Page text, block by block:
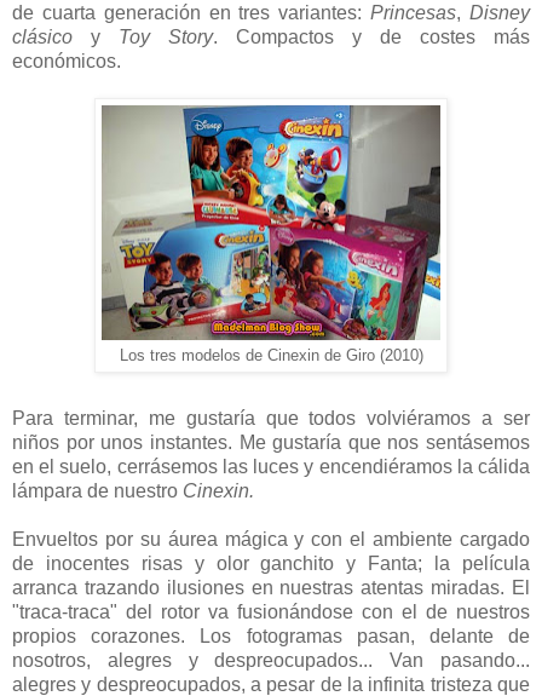
de cuarta generación en tres variantes:Princesas,Disney
clásico y Toy Story. Compactos y de costes más
económicos.
Los tres modelos de Cinexin de Giro (2010)
Para terminar, me gustaría que todos volviéramos a ser
niños por unos instantes. Me gustaría que nos sentásemos
en el suelo, cerrásemos las luces y encendiéramos la cálida
lámpara de nuestro Cinexin.
Envueltos por su áurea mágica y con el ambiente cargado
de inocentes risas y olor ganchito y Fanta; la película
arranca trazando ilusiones en nuestras atentas miradas. El
"traca-traca" del rotor va fusionándose con el de nuestros
propios corazones. Los fotogramas pasan, delante de
nosotros, alegres y despreocupados... Van pasando...
alegres y despreocupados, a pesar de la infinita tristeza que